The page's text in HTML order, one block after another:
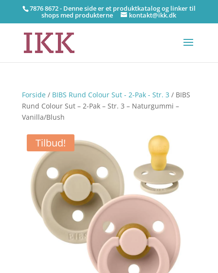
7876 8672 - Denne side er et produktkatalog og linker til
shops med produkterne kontakt@ikk.dk
Forside/ BIBS Rund Colour Sut - 2-Pak - Str. 3 / BIBS
Rund Colour Sut – 2-Pak – Str. 3 – Naturgummi –
Vanilla/Blush
Tilbud!